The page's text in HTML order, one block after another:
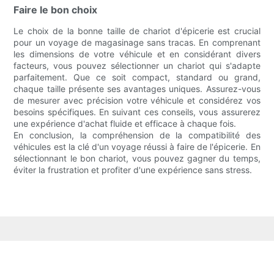
Faire le bon choix
Le choix de la bonne taille de chariot d'épicerie est crucial
pour un voyage de magasinage sans tracas. En comprenant
les dimensions de votre véhicule et en considérant divers
facteurs, vous pouvez sélectionner un chariot qui s'adapte
parfaitement. Que ce soit compact, standard ou grand,
chaque taille présente ses avantages uniques. Assurez-vous
de mesurer avec précision votre véhicule et considérez vos
besoins spécifiques. En suivant ces conseils, vous assurerez
une expérience d'achat fluide et efficace à chaque fois.
En conclusion, la compréhension de la compatibilité des
véhicules est la clé d'un voyage réussi à faire de l'épicerie. En
sélectionnant le bon chariot, vous pouvez gagner du temps,
éviter la frustration et profiter d'une expérience sans stress.